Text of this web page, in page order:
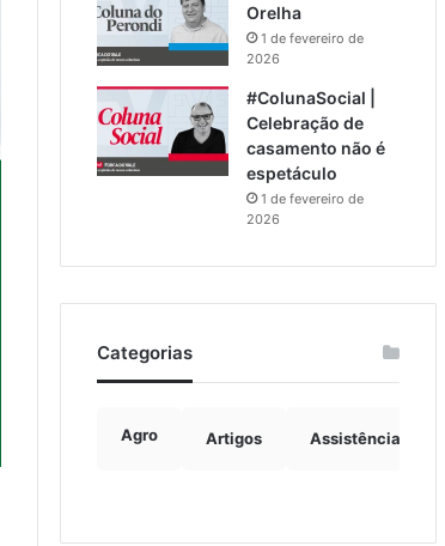
Orelha
1 de fevereiro de
2026
#ColunaSocial |
Celebração de
casamento não é
espetáculo
1 de fevereiro de
2026
Categorias
Agro Artigos Assistência Social